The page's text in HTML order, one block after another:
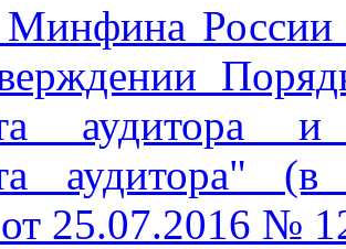
Минфина
аудитора
аудитора"
25.07.2016 №